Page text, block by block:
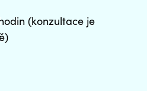
(konzultace je